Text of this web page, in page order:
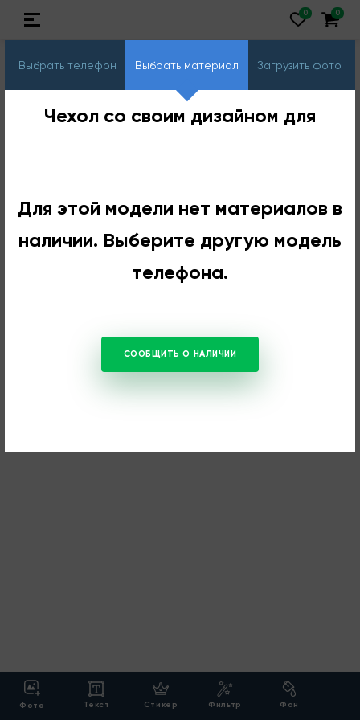
Выбрать телефон Выбрать материал Загрузить фото
Чехол со своим дизайном для
Для этой модели нет материалов в
наличии. Выберите другую модель
телефона.
СООБЩИТЬ О НАЛИЧИИ
Фото Текст Стикер Фильтр Фон